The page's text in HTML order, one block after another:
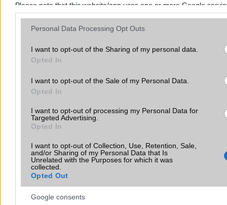
Please note that this website/app uses one or more Google
may gather and store information including but not limited to your
usage behaviour. You may click to grant or deny consent to
Google consent section.
Personal Data Processing Opt Outs
I want to opt-out of the Sharing of my personal data.
Opted In
I want to opt-out of the Sale of my Personal Data.
Opted In
I want to opt-out of processing my Personal Data for
Targeted Advertising.
Opted In
I want to opt-out of Collection, Use, Retention, Sale,
and/or Sharing of my Personal Data that Is
Unrelated with the Purposes for which it was
collected.
Opted Out
Google consents
UI 9 frissítésből – itt a lista az érintett modellekről
iPhone 18 bemutató dátum - ekkor rántja le a leplet az
Apple az új csúcsmobilokról
Az Android rejtett automatizmusai: hat funkció, amely
észrevétlenül könnyíti meg a mindennapokat
Ez a rejtett Samsung funkció teljesen megváltoztatja a
mobilhasználatot – sokan mégsem tudnak róla
A Galaxy S25 is megkaphatja a Galaxy S26 egyik legjobb
kamerás funkcióját
Itt a vég a Galaxy S23 széria számára: a One UI 9 lehet az